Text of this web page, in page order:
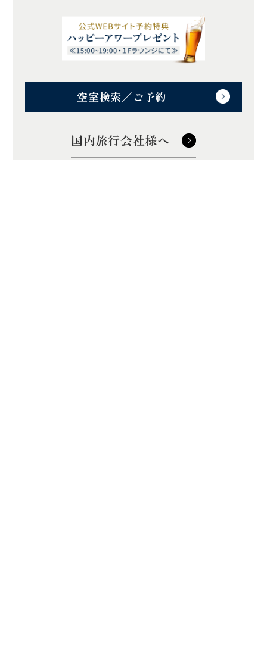
空室検索／ご予約
国内旅行会社様へ